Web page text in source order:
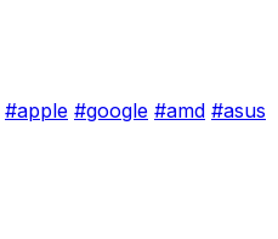
#apple #google #amd #asus